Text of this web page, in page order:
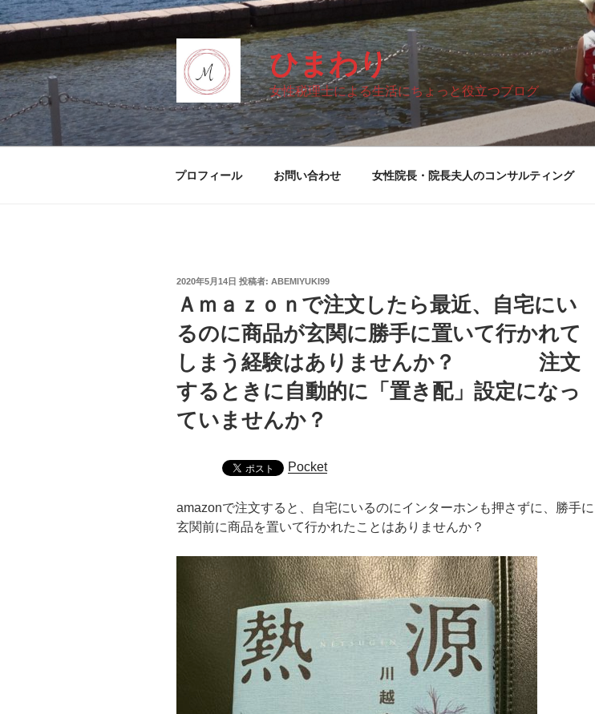
コ
ン
ン
ツ
へ
ス
キ
ひまわり
女性税理士による生活にちょっと役立つブログ
プロフィール お問い合わせ 女性院長・院長夫人のコンサルティング
投
日:
2020年5月14日 投稿者: ABEMIYUKI99
Ａｍａｚｏｎで注文したら最近、自宅にい
るのに商品が玄関に勝手に置いて行かれて
しまう経験はありませんか？ 注文
するときに自動的に「置き配」設定になっ
ていませんか？
Pocket
amazonで注文すると、自宅にいるのにインターホンも押さずに、勝手に
玄関前に商品を置いて行かれたことはありませんか？